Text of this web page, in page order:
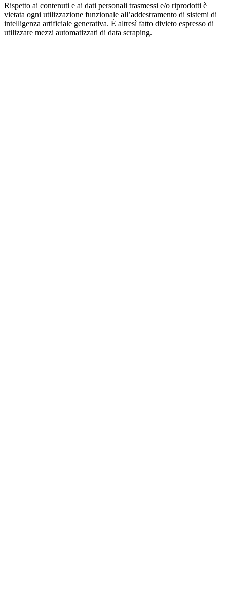
Rispetto ai contenuti e ai dati personali trasmessi e/o riprodotti è
vietata ogni utilizzazione funzionale all’addestramento di sistemi di
intelligenza artificiale generativa. È altresì fatto divieto espresso di
utilizzare mezzi automatizzati di data scraping.